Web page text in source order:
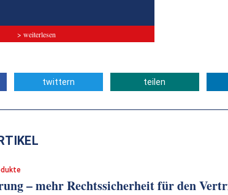
> weiterlesen
twittern teilen
– mehr Rechtssicherheit für den